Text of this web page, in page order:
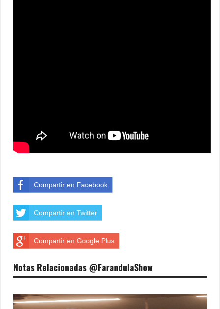
Compartir en Facebook
Compartir en Twitter
Compartir en Google Plus
Notas Relacionadas @FarandulaShow